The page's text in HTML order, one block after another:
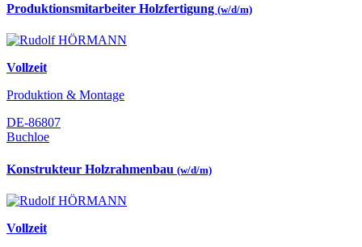
Produktionsmitarbeiter Holzfertigung (w/d/m)
Vollzeit
Produktion & Montage
DE-86807
Buchloe
Konstrukteur Holzrahmenbau (w/d/m)
Vollzeit